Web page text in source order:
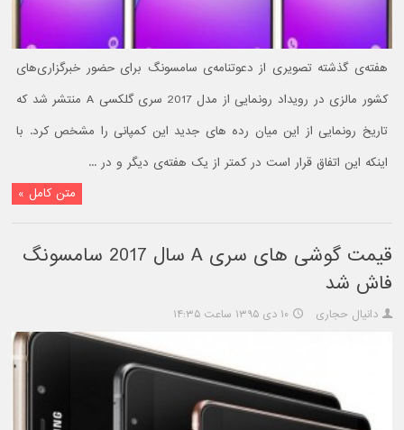
هفته‌ی گذشته تصویری از دعوتنامه‌ی سامسونگ برای حضور خبرگزاری‌های
کشور مالزی در رویداد رونمایی از مدل 2017 سری گلکسی A منتشر شد که
تاریخ رونمایی از این میان رده‌ های جدید این کمپانی را مشخص کرد. با
اینکه این اتفاق قرار است در کمتر از یک هفته‌ی دیگر و در ...
متن کامل »
قیمت گوشی‌ های سری A سال 2017 سامسونگ
فاش شد
دانیال حجاری ۱۰ دی ۱۳۹۵ ساعت ۱۴:۳۵